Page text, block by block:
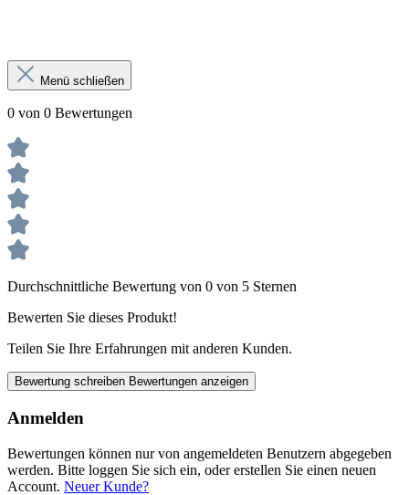
Menü schließen
0 von 0 Bewertungen
Durchschnittliche Bewertung von 0 von 5 Sternen
Bewerten Sie dieses Produkt!
Teilen Sie Ihre Erfahrungen mit anderen Kunden.
Bewertung schreiben Bewertungen anzeigen
Anmelden
Bewertungen können nur von angemeldeten Benutzern abgegeben
werden. Bitte loggen Sie sich ein, oder erstellen Sie einen neuen
Account. Neuer Kunde?